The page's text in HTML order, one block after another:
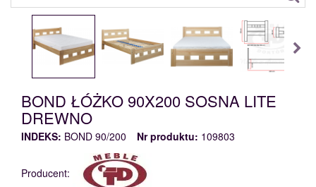
BOND ŁÓŻKO 90X200 SOSNA LITE
DREWNO
INDEKS: BOND 90/200 Nr produktu: 109803
Producent: